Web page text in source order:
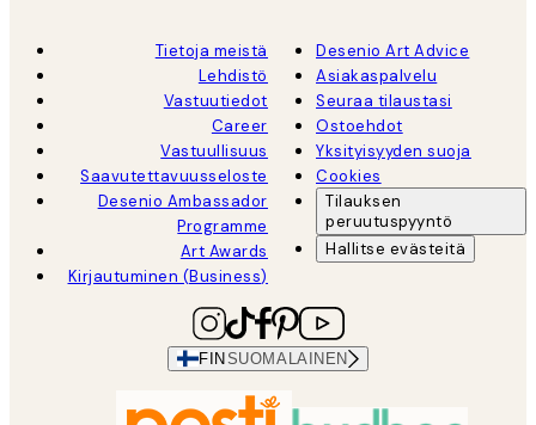
Tietoja meistä
Lehdistö
Vastuutiedot
Career
Vastuullisuus
Saavutettavuusseloste
Desenio Ambassador
Programme
Art Awards
Kirjautuminen (Business)
Desenio Art Advice
Asiakaspalvelu
Seuraa tilaustasi
Ostoehdot
Yksityisyyden suoja
Cookies
Tilauksen
peruutuspyyntö
Hallitse evästeitä
FIN SUOMALAINEN